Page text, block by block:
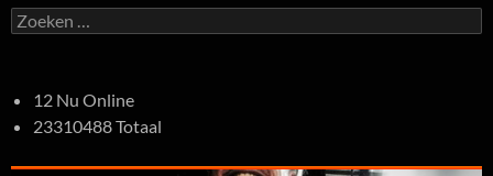
Zoeken
naar:
12 Nu Online
23310488 Totaal